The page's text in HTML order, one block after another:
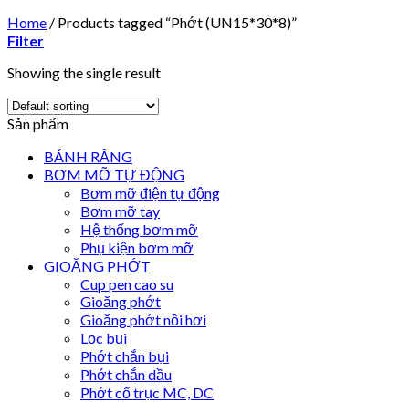
Home / Products tagged “Phớt (UN15*30*8)”
Filter
Showing the single result
Sản phẩm
BÁNH RĂNG
BƠM MỠ TỰ ĐỘNG
Bơm mỡ điện tự động
Bơm mỡ tay
Hệ thống bơm mỡ
Phụ kiện bơm mỡ
GIOĂNG PHỚT
Cup pen cao su
Gioăng phớt
Gioăng phớt nồi hơi
Lọc bụi
Phớt chắn bụi
Phớt chắn dầu
Phớt cổ trục MC, DC